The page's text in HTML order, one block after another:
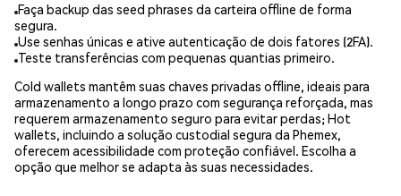
Faça backup das seed phrases da carteira offline de forma
segura.
Use senhas únicas e ative autenticação de dois fatores (2FA).
Teste transferências com pequenas quantias primeiro.
Cold wallets mantêm suas chaves privadas offline, ideais para
armazenamento a longo prazo com segurança reforçada, mas
requerem armazenamento seguro para evitar perdas; Hot
wallets, incluindo a solução custodial segura da Phemex,
oferecem acessibilidade com proteção confiável. Escolha a
opção que melhor se adapta às suas necessidades.